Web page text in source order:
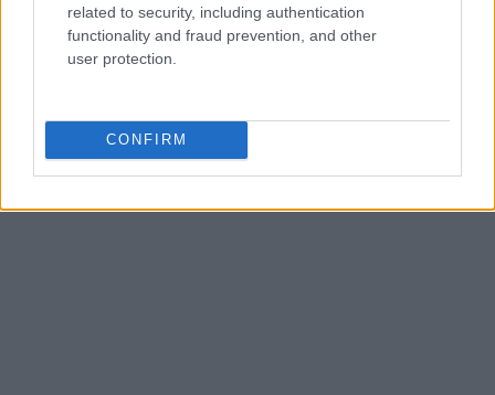
related to security, including authentication
functionality and fraud prevention, and other
user protection.
CONFIRM
← 1 … 366 367 368 … 372